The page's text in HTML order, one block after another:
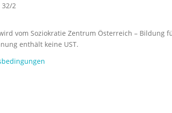
2
vom Soziokratie Zentrum Österreich – Bildung
enthält keine UST.